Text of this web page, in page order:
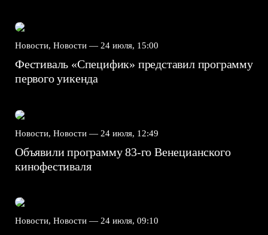
Новости, Новости — 24 июля, 15:00
Фестиваль «Специфик» представил программу
первого уикенда
Новости, Новости — 24 июля, 12:49
Объявили программу 83-го Венецианского
кинофестиваля
Новости, Новости — 24 июля, 09:10